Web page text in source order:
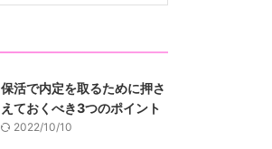
保活で内定を取るために押さ
えておくべき3つのポイント
2022/10/10